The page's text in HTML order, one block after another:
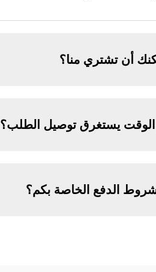
أن تشتري منا؟
يستغرق توصيل الطلب؟
الدفع الخاصة بكم؟